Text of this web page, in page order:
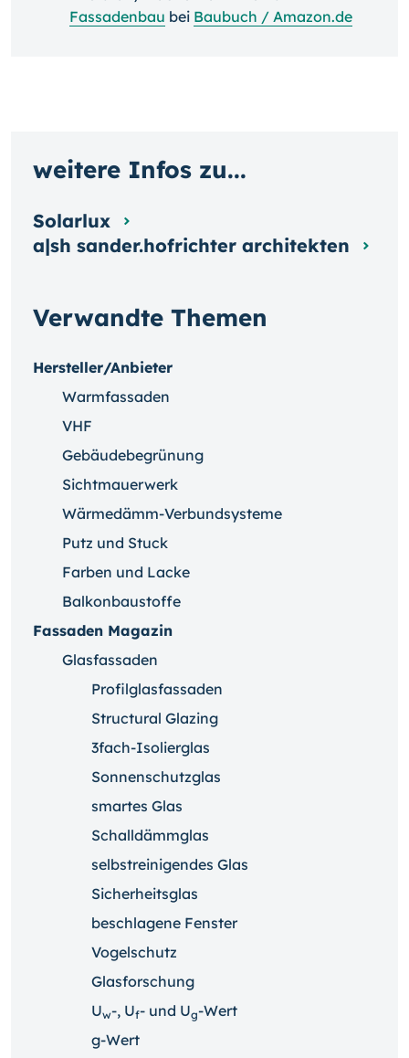
Fassadenbau bei Baubuch / Amazon.de
Verwandte Themen
Hersteller/Anbieter
Warmfassaden
VHF
Gebäudebegrünung
Sichtmauerwerk
Wärmedämm-Verbundsysteme
Putz und Stuck
Farben und Lacke
Balkonbaustoffe
Fassaden Magazin
Glasfassaden
Profilglasfassaden
Structural Glazing
3fach-Isolierglas
Sonnenschutzglas
smartes Glas
Schalldämmglas
selbstreinigendes Glas
Sicherheitsglas
beschlagene Fenster
Vogelschutz
Glasforschung
Uw-, Uf- und Ug-Wert
g-Wert
weitere Infos zu...
Solarlux
a|sh sander.hofrichter architekten